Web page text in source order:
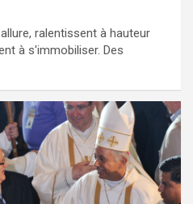
ralentissent à hauteur
à s'immobiliser. Des